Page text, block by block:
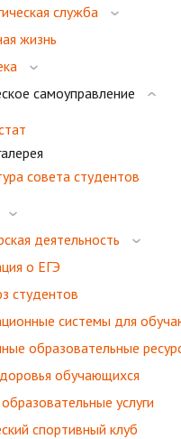
служба
жизнь
самоуправление
совета студентов
деятельность
о ЕГЭ
студентов
системы для
образовательные
обучающихся
услуги
спортивный клуб